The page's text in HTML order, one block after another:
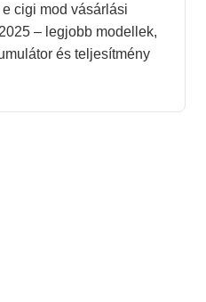
e cigi mod vásárlási
– legjobb modellek,
és teljesítmény